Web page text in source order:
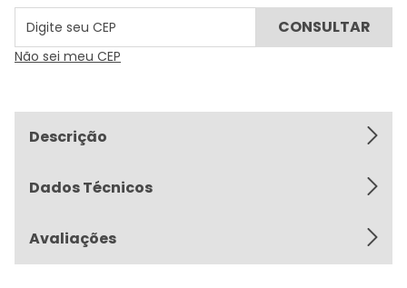
Não sei meu CEP
Descrição
Dados Técnicos
Avaliações